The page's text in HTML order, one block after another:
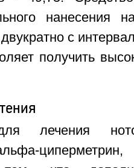
нанесения
с
получить
лечения
циперметрин,